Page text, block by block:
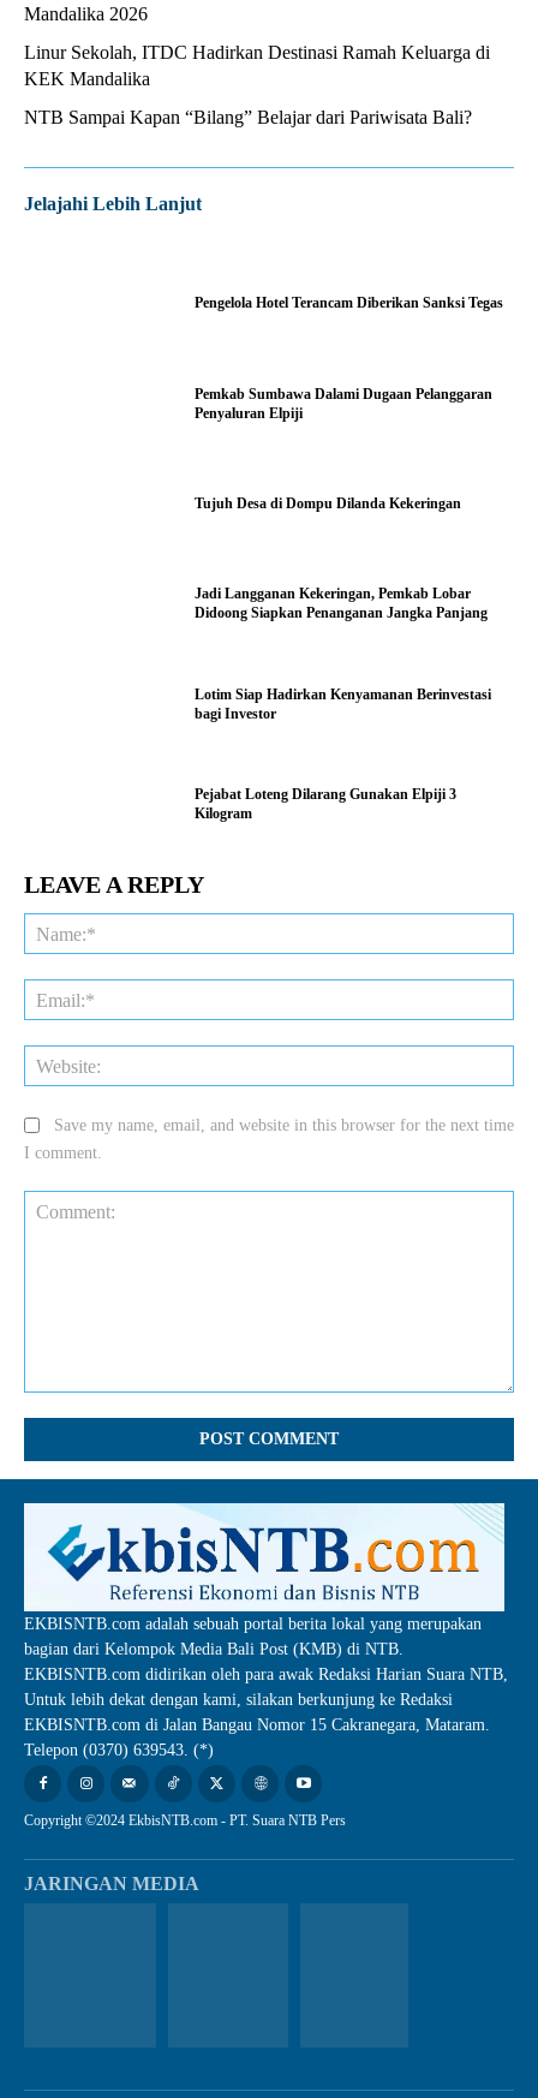
Mandalika 2026
Linur Sekolah, ITDC Hadirkan Destinasi Ramah Keluarga di
KEK Mandalika
NTB Sampai Kapan “Bilang” Belajar dari Pariwisata Bali?
Jelajahi Lebih Lanjut
Pengelola Hotel Terancam Diberikan Sanksi Tegas
Pemkab Sumbawa Dalami Dugaan Pelanggaran
Penyaluran Elpiji
Tujuh Desa di Dompu Dilanda Kekeringan
Jadi Langganan Kekeringan, Pemkab Lobar
Didoong Siapkan Penanganan Jangka Panjang
Lotim Siap Hadirkan Kenyamanan Berinvestasi
bagi Investor
Pejabat Loteng Dilarang Gunakan Elpiji 3
Kilogram
LEAVE A REPLY
Save my name, email, and website in this browser for the next time
I comment.
EKBISNTB.com adalah sebuah portal berita lokal yang merupakan
bagian dari Kelompok Media Bali Post (KMB) di NTB.
EKBISNTB.com didirikan oleh para awak Redaksi Harian Suara NTB,
Untuk lebih dekat dengan kami, silakan berkunjung ke Redaksi
EKBISNTB.com di Jalan Bangau Nomor 15 Cakranegara, Mataram.
Telepon (0370) 639543. (*)
Copyright ©2024 EkbisNTB.com - PT. Suara NTB Pers
JARINGAN MEDIA